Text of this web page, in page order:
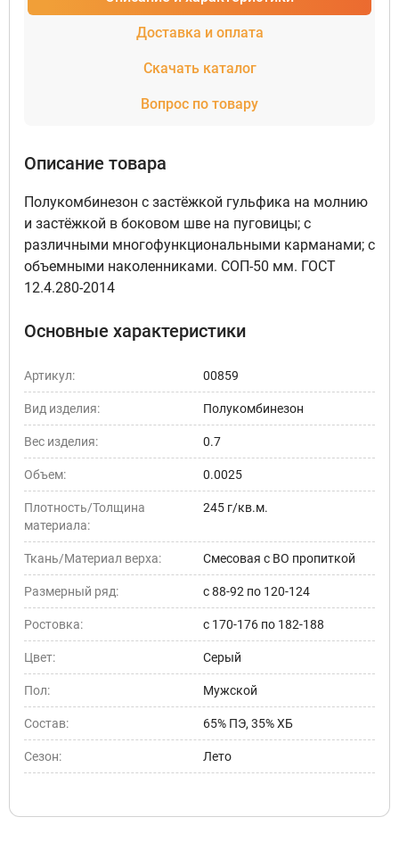
Доставка и оплата
Скачать каталог
Вопрос по товару
Описание товара
Полукомбинезон с застёжкой гульфика на молнию
и застёжкой в боковом шве на пуговицы; с
различными многофункциональными карманами; с
объемными наколенниками. СОП-50 мм. ГОСТ
12.4.280-2014
Основные характеристики
Артикул: 00859
Вид изделия: Полукомбинезон
Вес изделия: 0.7
Объем: 0.0025
Плотность/Толщина
материала:
245 г/кв.м.
Ткань/Материал верха: Смесовая с ВО пропиткой
Размерный ряд: с 88-92 по 120-124
Ростовка: с 170-176 по 182-188
Цвет: Серый
Пол: Мужской
Состав: 65% ПЭ, 35% ХБ
Сезон: Лето